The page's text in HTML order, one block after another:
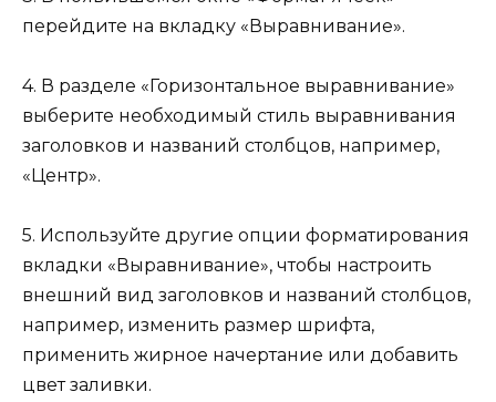
перейдите на вкладку «Выравнивание».
4. В разделе «Горизонтальное выравнивание»
выберите необходимый стиль выравнивания
заголовков и названий столбцов, например,
«Центр».
5. Используйте другие опции форматирования
вкладки «Выравнивание», чтобы настроить
внешний вид заголовков и названий столбцов,
например, изменить размер шрифта,
применить жирное начертание или добавить
цвет заливки.